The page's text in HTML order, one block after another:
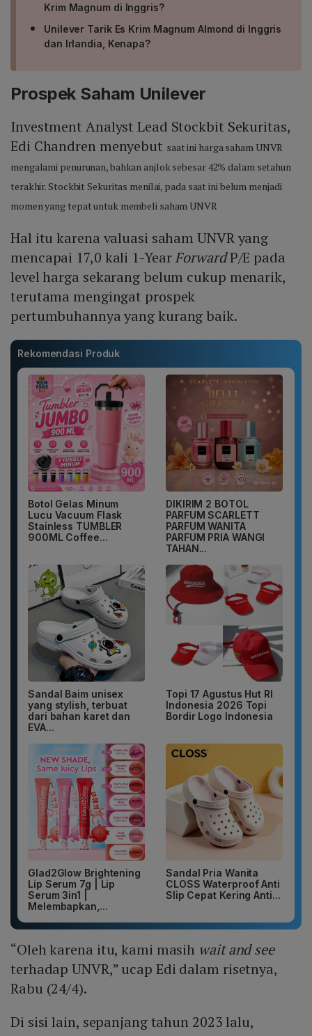
Krim Magnum di Inggris?
Unilever Tarik Es Krim Magnum Almond di Inggris
dan Irlandia, Kenapa?
Prospek Saham Unilever
Investment Analyst Lead Stockbit Sekuritas,
Edi Chandren menyebut saat ini harga saham UNVR
mengalami penurunan, bahkan anjlok sebesar 42% dalam setahun
terakhir. Stockbit Sekuritas menilai, pada saat ini belum menjadi
momen yang tepat untuk membeli saham UNVR
Hal itu karena valuasi saham UNVR yang
mencapai 17,0 kali 1-YearForwardP/E pada
level harga sekarang belum cukup menarik,
terutama mengingat prospek
pertumbuhannya yang kurang baik.
Rekomendasi Produk
Botol Gelas Minum
Lucu Vacuum Flask
Stainless TUMBLER
900ML Coffee...
DIKIRIM 2 BOTOL
PARFUM SCARLETT
PARFUM WANITA
PARFUM PRIA WANGI
TAHAN...
Sandal Baim unisex
yang stylish, terbuat
dari bahan karet dan
EVA...
Topi 17 Agustus Hut RI
Indonesia 2026 Topi
Bordir Logo Indonesia
Glad2Glow Brightening
Lip Serum 7g | Lip
Serum 3in1 |
Melembapkan,...
Sandal Pria Wanita
CLOSS Waterproof Anti
Slip Cepat Kering Anti...
“Oleh karena itu, kami masih wait and see
terhadap UNVR,” ucap Edi dalam risetnya,
Rabu (24/4).
Di sisi lain, sepanjang tahun 2023 lalu,